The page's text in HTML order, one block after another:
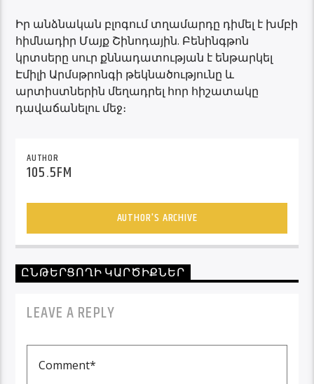
Իր անձնական բլոգում տղամարդը դիմել է խմբի
հիմնադիր Մայք Շինոդային. Բենինգթոն
կրտսերը սուր քննադատության է ենթարկել
Էմիլի Արմսթրոնգի թեկնածությունը և
արտիստներին մեղադրել հոր հիշատակը
դավաճանելու մեջ։
AUTHOR
105.5FM
AUTHOR'S ARCHIVE
ԸՆԹԵՐՑՈՂԻ ԿԱՐԾԻՔՆԵՐ
LEAVE A REPLY